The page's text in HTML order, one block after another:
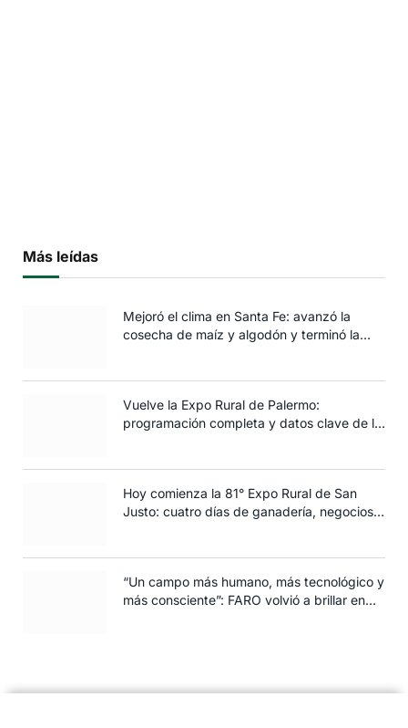
Más leídas
Mejoró el clima en Santa Fe: avanzó la
cosecha de maíz y algodón y terminó la
Vuelve la Expo Rural de Palermo:
programación completa y datos clave de la
Hoy comienza la 81° Expo Rural de San
Justo: cuatro días de ganadería, negocios y
“Un campo más humano, más tecnológico y
más consciente”: FARO volvió a brillar en